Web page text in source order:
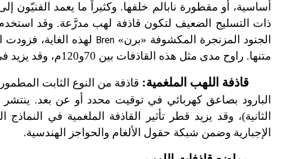
أساسية، أو مقطورة نابالم خلفها. وكثيراً ما يعمد الفنيّون
ذات التسليح الضعيف لتكون قاذفة لهب مدرَّعة. وقد استخدم
الجنود المزنجرة المكشوفة «برن» Bren لهذه الغاية،
متنها. راوح مدى مثل هذه القاذفات بين 70و120م، وقد يزيد في الوقت الحاضر على 200م.
قاذفة اللهب الملغمية:
الإجبارية وضمن شبكة حقول الألغام والحواجز الهندسية.